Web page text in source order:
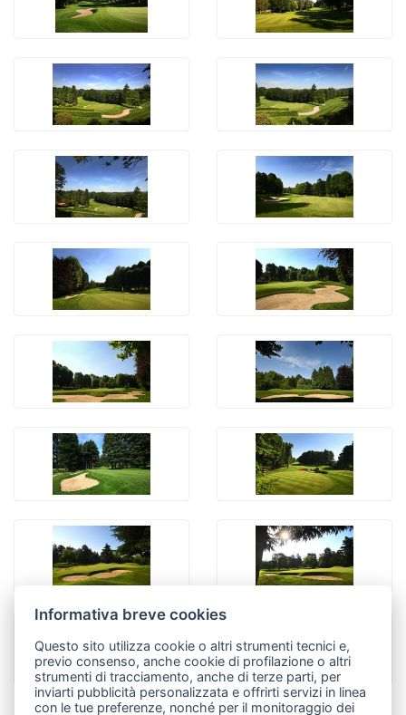
Informativa breve cookies
Questo sito utilizza cookie o altri strumenti tecnici e,
previo consenso, anche cookie di profilazione o altri
strumenti di tracciamento, anche di terze parti, per
inviarti pubblicità personalizzata e offrirti servizi in linea
con le tue preferenze, nonché per il monitoraggio dei